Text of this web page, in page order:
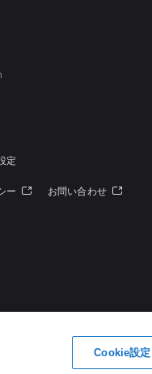
定
ー お問い合わせ
Cookie設定